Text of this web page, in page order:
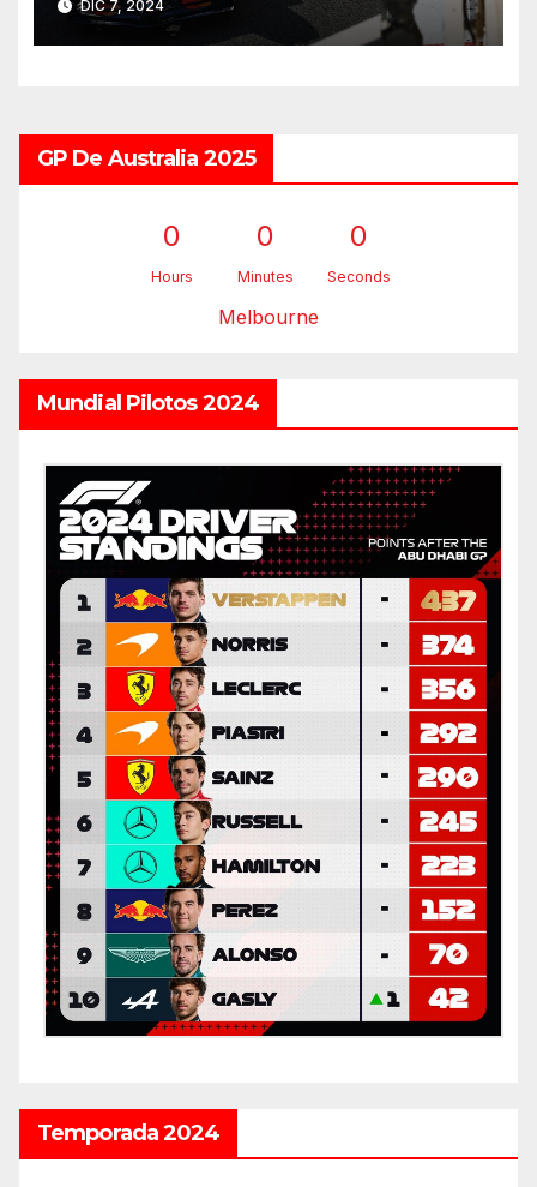
DIC 7, 2024
GP De Australia 2025
0
Hours
0
Minutes
0
Seconds
Melbourne
Mundial Pilotos 2024
Temporada 2024